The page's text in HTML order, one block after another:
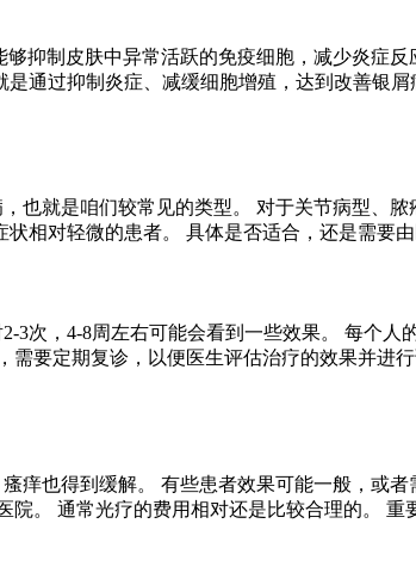
抑制皮肤中异常活跃的免疫细胞，减少炎症
通过抑制炎症、减缓细胞增殖，达到改善银
也就是咱们较常见的类型。 对于关节病型、
相对轻微的患者。 具体是否适合，还是需要由
次，4-8周左右可能会看到一些效果。 每个
要定期复诊，以便医生评估治疗的效果并进
痒也得到缓解。 有些患者效果可能一般，或
。 通常光疗的费用相对还是比较合理的。 重